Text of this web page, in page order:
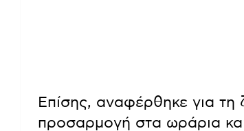
Επίσης, αναφέρθηκε για
προσαρμογή στα ωράρια